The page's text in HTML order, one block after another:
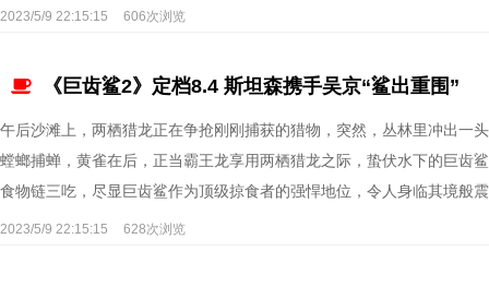
2023/5/9 22:15:15 606次浏览
《巨齿鲨2》定档8.4 斯坦森携手吴京“鲨出重围”
午后沙滩上，两栖猎龙正在争抢刚刚捕获的猎物，突然，丛林里冲出一
螳螂捕蝉，黄雀在后，正当霸王龙享用两栖猎龙之际，蛰伏水下的巨齿
食物链三吃，尽显巨齿鲨作为顶级掠食者的强悍地位，令人身临其境般
2023/5/9 22:15:15 628次浏览